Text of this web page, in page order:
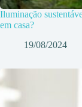
Iluminação
em casa?
19/08/2024